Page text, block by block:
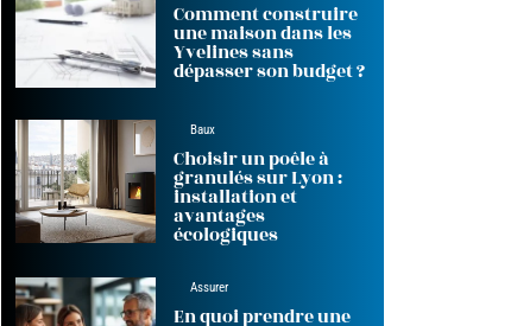
Comment construire
une maison dans les
Yvelines sans
dépasser son budget ?
Baux
Choisir un poêle à
granulés sur Lyon :
installation et
avantages
écologiques
Assurer
En quoi prendre une